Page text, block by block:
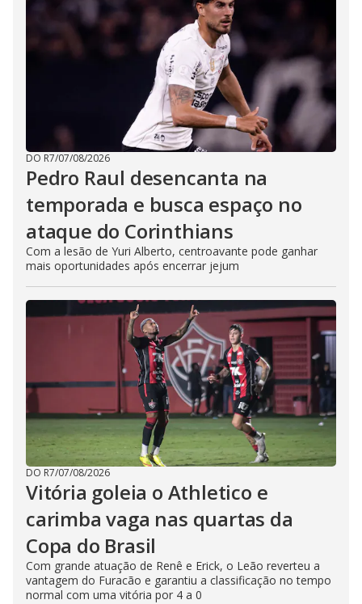
DO R7/07/08/2026
Pedro Raul desencanta na
temporada e busca espaço no
ataque do Corinthians
Com a lesão de Yuri Alberto, centroavante pode ganhar
mais oportunidades após encerrar jejum
DO R7/07/08/2026
Vitória goleia o Athletico e
carimba vaga nas quartas da
Copa do Brasil
Com grande atuação de Renê e Erick, o Leão reverteu a
vantagem do Furacão e garantiu a classificação no tempo
normal com uma vitória por 4 a 0